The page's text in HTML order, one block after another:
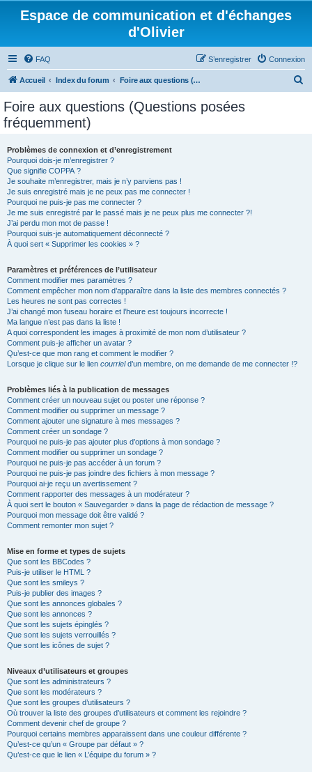
Espace de communication et d'échanges
d'Olivier
FAQ Connexion
S’enregistrer
Accueil Index du forum Foire aux questions (Questions posées fréquemment)
Foire aux questions (Questions posées
fréquemment)
Problèmes de connexion et d’enregistrement
Pourquoi dois-je m’enregistrer ?
Que signifie COPPA ?
Je souhaite m’enregistrer, mais je n’y parviens pas !
Je suis enregistré mais je ne peux pas me connecter !
Pourquoi ne puis-je pas me connecter ?
Je me suis enregistré par le passé mais je ne peux plus me connecter ?!
J’ai perdu mon mot de passe !
Pourquoi suis-je automatiquement déconnecté ?
À quoi sert « Supprimer les cookies » ?
Paramètres et préférences de l’utilisateur
Comment modifier mes paramètres ?
Comment empêcher mon nom d’apparaître dans la liste des membres connectés ?
Les heures ne sont pas correctes !
J’ai changé mon fuseau horaire et l’heure est toujours incorrecte !
Ma langue n’est pas dans la liste !
A quoi correspondent les images à proximité de mon nom d’utilisateur ?
Comment puis-je afficher un avatar ?
Qu’est-ce que mon rang et comment le modifier ?
Lorsque je clique sur le lien courrield’un membre, on me demande de me connecter !?
Problèmes liés à la publication de messages
Comment créer un nouveau sujet ou poster une réponse ?
Comment modifier ou supprimer un message ?
Comment ajouter une signature à mes messages ?
Comment créer un sondage ?
Pourquoi ne puis-je pas ajouter plus d’options à mon sondage ?
Comment modifier ou supprimer un sondage ?
Pourquoi ne puis-je pas accéder à un forum ?
Pourquoi ne puis-je pas joindre des fichiers à mon message ?
Pourquoi ai-je reçu un avertissement ?
Comment rapporter des messages à un modérateur ?
À quoi sert le bouton « Sauvegarder » dans la page de rédaction de message ?
Pourquoi mon message doit être validé ?
Comment remonter mon sujet ?
Mise en forme et types de sujets
Que sont les BBCodes ?
Puis-je utiliser le HTML ?
Que sont les smileys ?
Puis-je publier des images ?
Que sont les annonces globales ?
Que sont les annonces ?
Que sont les sujets épinglés ?
Que sont les sujets verrouillés ?
Que sont les icônes de sujet ?
Niveaux d’utilisateurs et groupes
Que sont les administrateurs ?
Que sont les modérateurs ?
Que sont les groupes d’utilisateurs ?
Où trouver la liste des groupes d’utilisateurs et comment les rejoindre ?
Comment devenir chef de groupe ?
Pourquoi certains membres apparaissent dans une couleur différente ?
Qu’est-ce qu’un « Groupe par défaut » ?
Qu’est-ce que le lien « L’équipe du forum » ?